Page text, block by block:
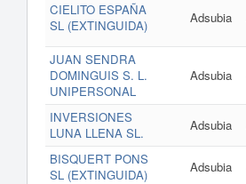
CIELITO ESPAÑA
SL (EXTINGUIDA)
Adsubia
JUAN SENDRA
DOMINGUIS S. L.
UNIPERSONAL
Adsubia
INVERSIONES
LUNA LLENA SL.
Adsubia
BISQUERT PONS
SL (EXTINGUIDA)
Adsubia